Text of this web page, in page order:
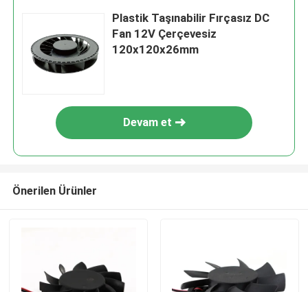
Plastik Taşınabilir Fırçasız DC
Fan 12V Çerçevesiz
120x120x26mm
Devam et
Önerilen Ürünler